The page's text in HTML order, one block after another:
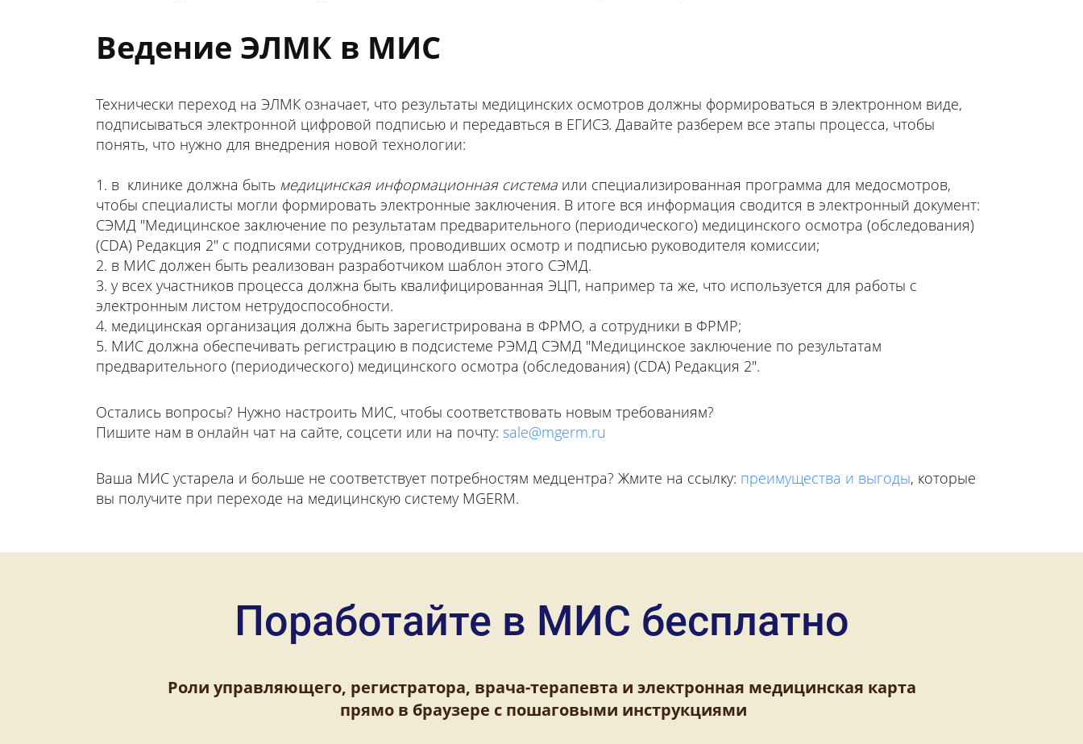
Ведение ЭЛМК в МИС
Технически переход на ЭЛМК означает, что результаты медицинских осмотров должны формироваться в электронном виде,
подписываться электронной цифровой подписью и передавться в ЕГИСЗ. Давайте разберем все этапы процесса, чтобы
понять, что нужно для внедрения новой технологии:
в клинике должна быть медицинская информационная система или специализированная программа для медосмотров,
чтобы специалисты могли формировать электронные заключения. В итоге вся информация сводится в электронный документ:
СЭМД "Медицинское заключение по результатам предварительного (периодического) медицинского осмотра (обследования)
(CDA) Редакция 2" с подписями сотрудников, проводивших осмотр и подписью руководителя комиссии;
в МИС должен быть реализован разработчиком шаблон этого СЭМД.
у всех участников процесса должна быть квалифицированная ЭЦП, например та же, что используется для работы с
электронным листом нетрудоспособности.
медицинская организация должна быть зарегистрирована в ФРМО, а сотрудники в ФРМР;
МИС должна обеспечивать регистрацию в подсистеме РЭМД СЭМД "Медицинское заключение по результатам
предварительного (периодического) медицинского осмотра (обследования) (CDA) Редакция 2".
Остались вопросы? Нужно настроить МИС, чтобы соответствовать новым требованиям?
Пишите нам в онлайн чат на сайте, соцсети или на почту: sale@mgerm.ru
Ваша МИС устарела и больше не соответствует потребностям медцентра? Жмите на ссылку: преимущества и выгоды, которые
вы получите при переходе на медицинскую систему MGERM.
Поработайте в МИС бесплатно
Роли управляющего, регистратора, врача-терапевта и электронная медицинская карта
прямо в браузере с пошаговыми инструкциями